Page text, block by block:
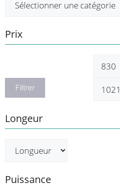
Prix
Prix
Filtrer
Longeur
Puissance